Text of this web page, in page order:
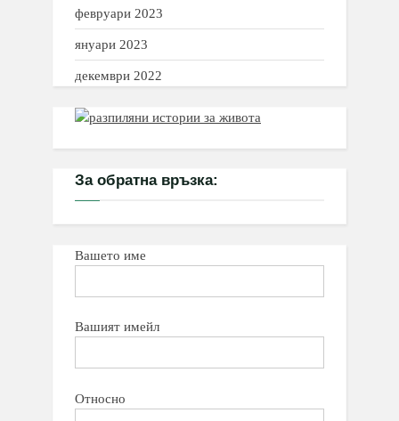
февруари 2023
януари 2023
декември 2022
За обратна връзка:
Вашето име
Вашият имейл
Относно